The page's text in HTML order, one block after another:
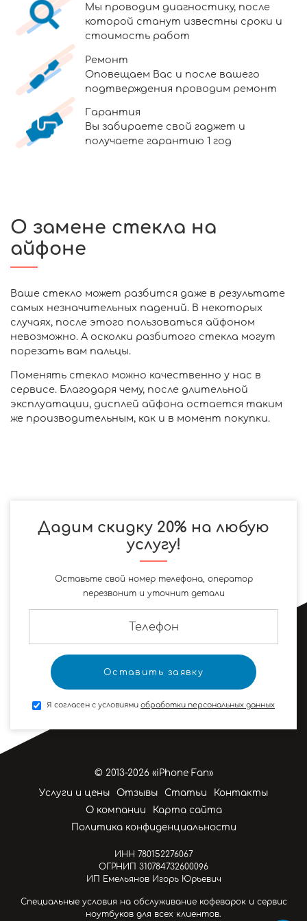
Мы проводим диагностику, после
которой станут известны сроки и
стоимость работ
Ремонт
Оповещаем Вас и после вашего
подтверждения проводим ремонт
Гарантия
Вы забираете свой гаджет и
получаете гарантию 1 год
О замене стекла на
айфоне
Ваше стекло может разбится даже в результате
самых незначительных падений. В некоторых
случаях, после этого пользоваться айфоном
невозможно. А осколки разбитого стекла могут
порезать вам пальцы.
Поменять стекло можно качественно у нас в
сервисе. Благодаря чему, после длительной
эксплуатации, дисплей айфона остается таким
же производительным, как и в момент покупки.
Дадим скидку 20% на любую
услугу!
Оставьте свой номер телефона, оператор
перезвонит и уточнит детали
Я согласен с условиями обработки персональных данных
© 2013-2026 «iPhone Fan»
Услуги и цены
Отзывы Статьи
Контакты
О компании
Карта сайта
Политика конфиденциальности
ИНН 780152276067
ОГРНИП 310784732600096
ИП Емельянов Игорь Юрьевич
Специальные условия на обслуживание кофеварок и сервис
ноутбуков для всех клиентов.